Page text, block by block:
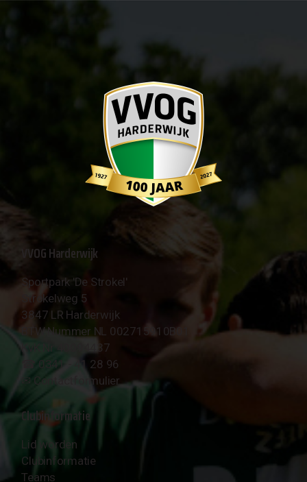
VVOG Harderwijk
Sportpark 'De Strokel'
Strokelweg 5
3847 LR Harderwijk
BTW Nummer NL 002715910B01
KvK Nr 40094437
☎︎ 0341 - 41 28 96
✉︎ Contactformulier
Clubinformatie
Lid worden
Clubinformatie
Teams